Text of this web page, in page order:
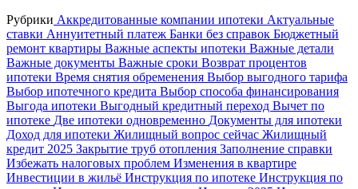
Рубрики Аккредитованные компании ипотеки Актуальные
ставки Аннуитетный платеж Банки без справок Бюджетный
ремонт квартиры Важные аспекты ипотеки Важные детали
Важные документы Важные сроки Возврат процентов
ипотеки Время снятия обременения Выбор выгодного тарифа
Выбор ипотечного кредита Выбор способа финансирования
Выгода ипотеки Выгодный кредитный переход Вычет по
ипотеке Две ипотеки одновременно Документы для ипотеки
Доход для ипотеки Жилищный вопрос сейчас Жилищный
кредит 2025 Закрытие труб отопления Заполнение справки
Избежать налоговых проблем Изменения в квартире
Инвестиции в жильё Инструкция по ипотеке Инструкция по